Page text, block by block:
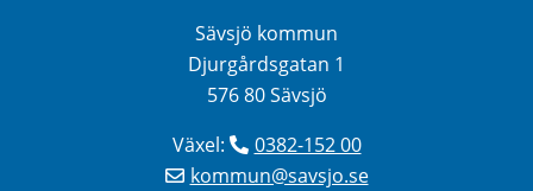
Sävsjö kommun
Djurgårdsgatan 1
576 80 Sävsjö
Växel:
0382-152 00
kommun@savsjo.se